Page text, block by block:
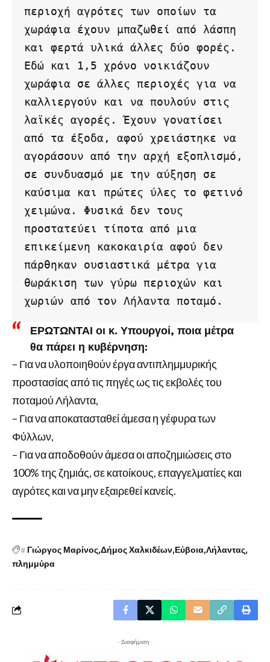
περιοχή αγρότες των οποίων τα
χωράφια έχουν μπαζωθεί από λάσπη
και φερτά υλικά άλλες δύο φορές.
Εδώ και 1,5 χρόνο νοικιάζουν
χωράφια σε άλλες περιοχές για να
καλλιεργούν και να πουλούν στις
λαϊκές αγορές. Έχουν γονατίσει
από τα έξοδα, αφού χρειάστηκε να
αγοράσουν από την αρχή εξοπλισμό,
σε συνδυασμό με την αύξηση σε
καύσιμα και πρώτες ύλες το φετινό
χειμώνα. Φυσικά δεν τους
προστατεύει τίποτα από μια
επικείμενη κακοκαιρία αφού δεν
πάρθηκαν ουσιαστικά μέτρα για
θωράκιση των γύρω περιοχών και
χωριών από τον Λήλαντα ποταμό.
ΕΡΩΤΩΝΤΑΙ οι κ. Υπουργοί, ποια μέτρα
θα πάρει η κυβέρνηση:
– Για να υλοποιηθούν έργα αντιπλημμυρικής
προστασίας από τις πηγές ως τις εκβολές του
ποταμού Λήλαντα,
– Για να αποκατασταθεί άμεσα η γέφυρα των
Φύλλων,
– Για να αποδοθούν άμεσα οι αποζημιώσεις στο
100% της ζημιάς, σε κατοίκους, επαγγελματίες και
αγρότες και να μην εξαιρεθεί κανείς.
# Γιώργος Μαρίνος Δήμος Χαλκιδέων Εύβοια Λήλαντας
πλημμύρα
- Διαφήμιση -